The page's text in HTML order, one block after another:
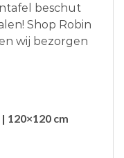
beschut
Shop Robin
wij bezorgen
120×120 cm